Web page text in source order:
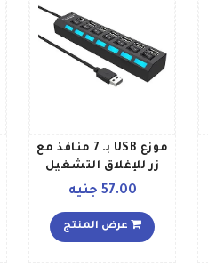
موزع USB بـ 7 منافذ مع
زر للإغلاق التشغيل
أسود57.00 جنيه
عرض المنتج